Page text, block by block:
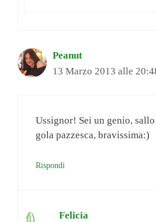
Peanut
13 Marzo 2013 alle
Ussignor! Sei un genio,
gola pazzesca, bravissima:)
Rispondi
Felicia